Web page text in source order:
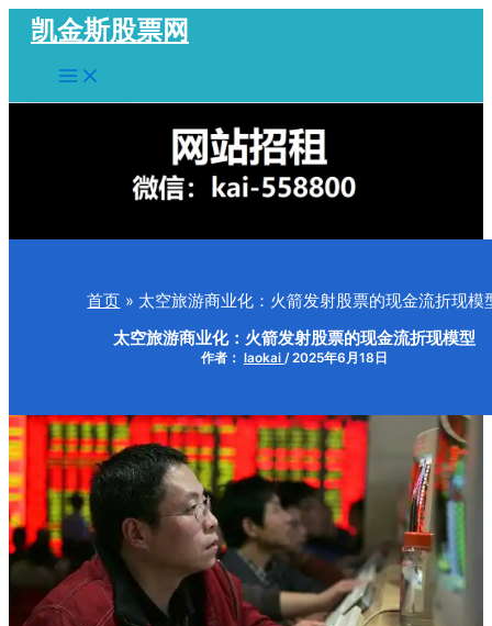
容
凯金斯股票网
Main
Menu
首页 太空旅游商业化：火箭发射股票的现金流折现模
太空旅游商业化：火箭发射股票的现金流折现模型
作者： laokai /2025年6月18日